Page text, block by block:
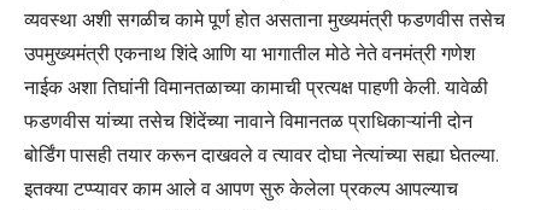
व्यवस्था अशी सगळीच कामे पूर्ण होत असताना मुख्यमंत्री फडणवीस तसेच
उपमुख्यमंत्री एकनाथ शिंदे आणि या भागातील मोठे नेते वनमंत्री गणेश
नाईक अशा तिघांनी विमानतळाच्या कामाची प्रत्यक्ष पाहणी केली. यावेळी
फडणवीस यांच्या तसेच शिंदेंच्या नावाने विमानतळ प्राधिकाऱ्यांनी दोन
बोर्डिंग पासही तयार करून दाखवले व त्यावर दोघा नेत्यांच्या सह्या घेतल्या.
इतक्या टप्प्यावर काम आले व आपण सुरु केलेला प्रकल्प आपल्याच